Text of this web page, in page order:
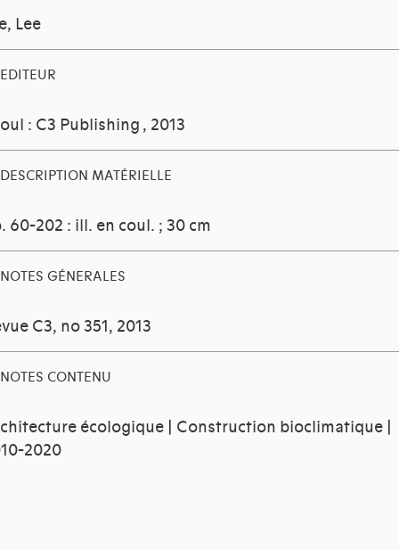
Lee
EDITEUR
: C3 Publishing , 2013
DESCRIPTION MATÉRIELLE
60-202 : ill. en coul. ; 30 cm
NOTES GÉNERALES
C3, no 351, 2013
NOTES CONTENU
écologique | Construction bioclimatique |
2020